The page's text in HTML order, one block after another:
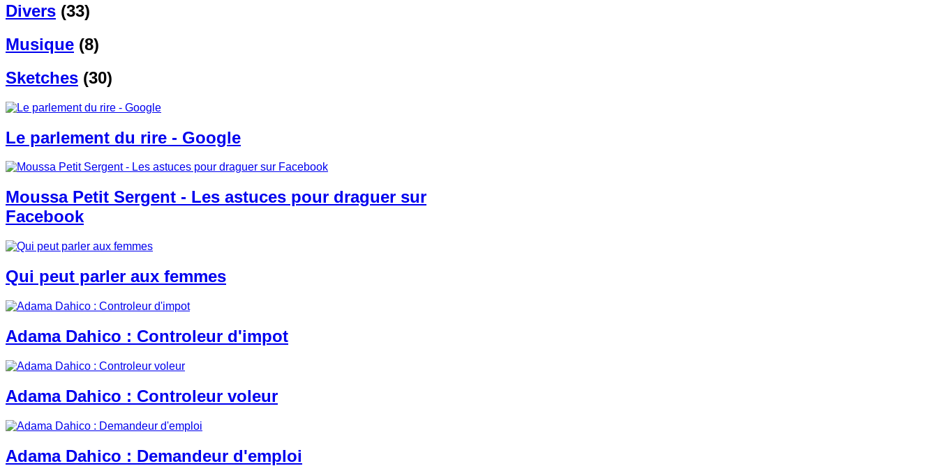
Divers (33)
Musique (8)
Sketches (30)
Le parlement du rire - Google
Moussa Petit Sergent - Les astuces pour draguer sur
Facebook
Qui peut parler aux femmes
Adama Dahico : Controleur d'impot
Adama Dahico : Controleur voleur
Adama Dahico : Demandeur d'emploi